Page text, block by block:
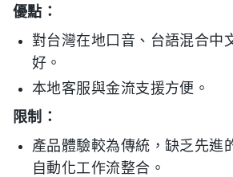
優點：
對台灣在地口音、台語混合中
好。
本地客服與金流支援方便。
限制：
產品體驗較為傳統，缺乏先進
自動化工作流整合。